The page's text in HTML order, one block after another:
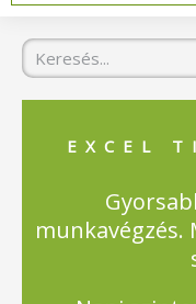
Keresés
EXCEL
munkavégzés.